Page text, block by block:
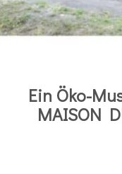
Ein Öko-
MAISON